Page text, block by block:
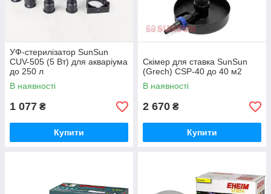
УФ-стерилізатор SunSun
CUV-505 (5 Вт) для акваріума
до 250 л
В наявності
1 077 ₴
Купити
Скімер для ставка SunSun
(Grech) CSP-40 до 40 м2
В наявності
2 670 ₴
Купити